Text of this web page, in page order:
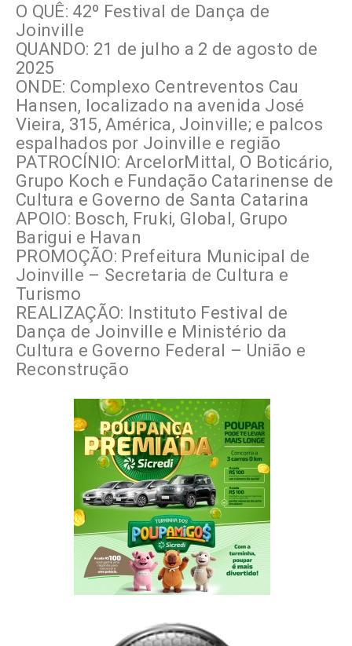
O QUÊ: 42º Festival de Dança de
Joinville
QUANDO: 21 de julho a 2 de agosto de
2025
ONDE: Complexo Centreventos Cau
Hansen, localizado na avenida José
Vieira, 315, América, Joinville; e palcos
espalhados por Joinville e região
PATROCÍNIO: ArcelorMittal, O Boticário,
Grupo Koch e Fundação Catarinense de
Cultura e Governo de Santa Catarina
APOIO: Bosch, Fruki, Global, Grupo
Barigui e Havan
PROMOÇÃO: Prefeitura Municipal de
Joinville – Secretaria de Cultura e
Turismo
REALIZAÇÃO: Instituto Festival de
Dança de Joinville e Ministério da
Cultura e Governo Federal – União e
Reconstrução